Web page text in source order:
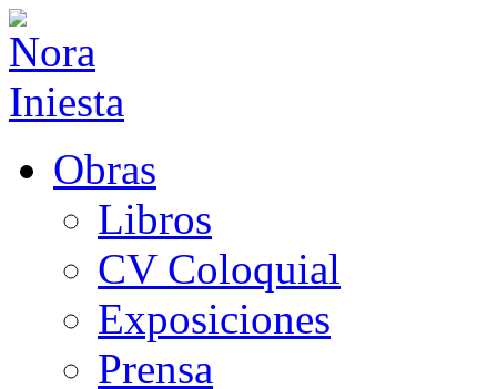
Obras
Libros
CV Coloquial
Exposiciones
Prensa